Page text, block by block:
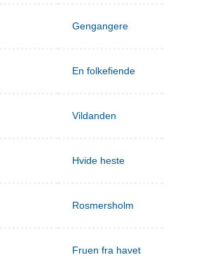
Gengangere
En folkefiende
Vildanden
Hvide heste
Rosmersholm
Fruen fra havet